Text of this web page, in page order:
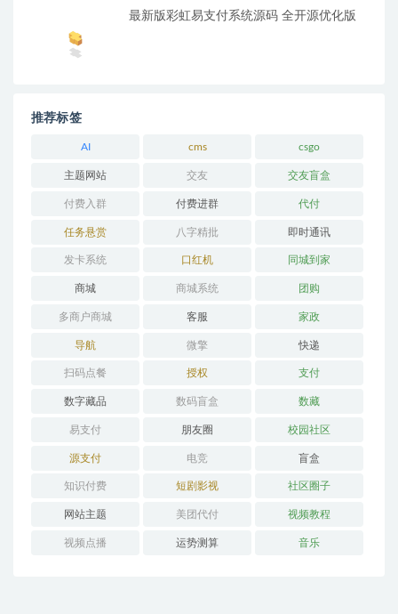
最新版彩虹易支付系统源码 全开源优化版
推荐标签
AI cms csgo
主题网站 交友 交友盲盒
付费入群 付费进群 代付
任务悬赏 八字精批 即时通讯
发卡系统 口红机 同城到家
商城 商城系统 团购
多商户商城 客服 家政
导航 微擎 快递
扫码点餐 授权 支付
数字藏品 数码盲盒 数藏
易支付 朋友圈 校园社区
源支付 电竞 盲盒
知识付费 短剧影视 社区圈子
网站主题 美团代付 视频教程
视频点播 运势测算 音乐